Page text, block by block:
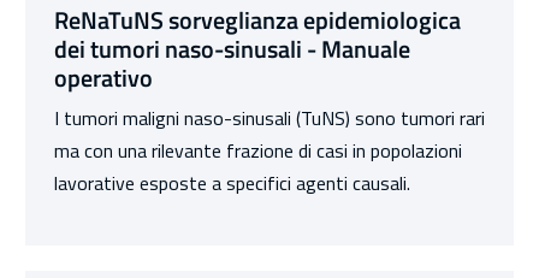
ReNaTuNS sorveglianza epidemiologica
dei tumori naso-sinusali - Manuale
operativo
I tumori maligni naso-sinusali (TuNS) sono tumori rari
ma con una rilevante frazione di casi in popolazioni
lavorative esposte a specifici agenti causali.